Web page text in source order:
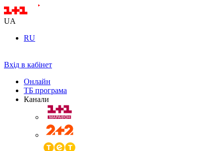
UA
RU
Вхід в кабінет
Онлайн
ТБ програма
Канали